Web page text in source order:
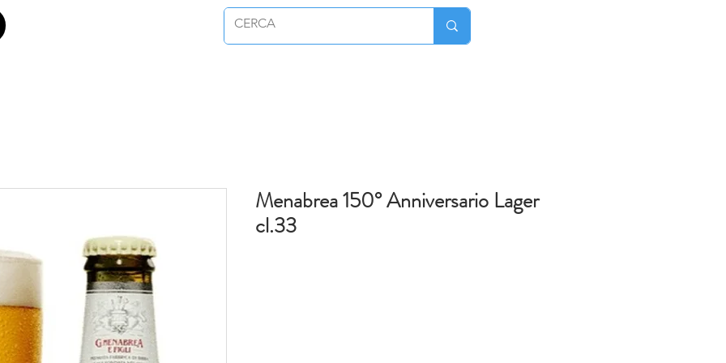
Menabrea 150° Anniversario Lager
cl.33